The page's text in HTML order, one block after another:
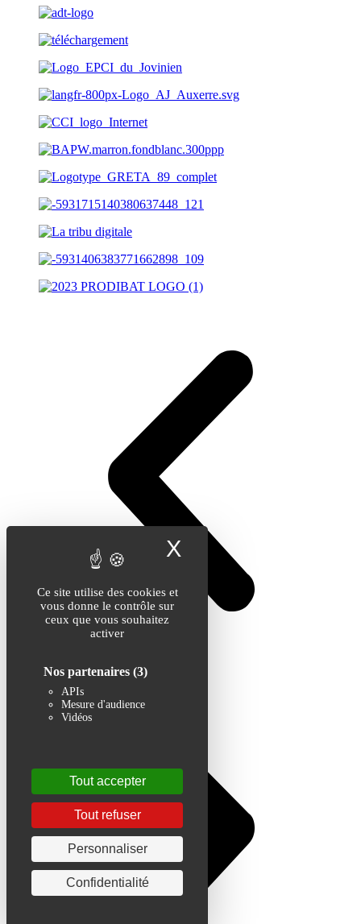
Ce site utilise des cookies et
vous donne le contrôle sur
ceux que vous souhaitez
activer
Nos partenaires (3)
APIs
Mesure d'audience
Vidéos
Tout accepter
Tout refuser
Personnaliser
Confidentialité
X Masquer le